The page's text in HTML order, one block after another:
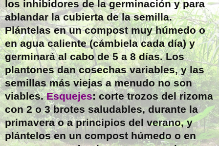
los inhibidores de la germinación y para
ablandar la cubierta de la semilla.
Plántelas en un compost muy húmedo o
en agua caliente (cámbiela cada día) y
germinará al cabo de 5 a 8 días. Los
plantones dan cosechas variables, y las
semillas más viejas a menudo no son
viables.Esquejes: corte trozos del rizoma
con 2 o 3 brotes saludables, durante la
primavera o a principios del verano, y
plántelos en un compost húmedo o en